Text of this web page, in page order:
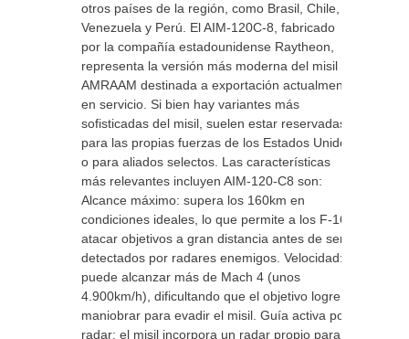
otros países de la región, como Brasil, Chile,
Venezuela y Perú. El AIM-120C-8, fabricado
por la compañía estadounidense Raytheon,
representa la versión más moderna del misil
AMRAAM destinada a exportación actualmente
en servicio. Si bien hay variantes más
sofisticadas del misil, suelen estar reservadas
para las propias fuerzas de los Estados Unidos
o para aliados selectos. Las características
más relevantes incluyen AIM-120-C8 son:
Alcance máximo: supera los 160km en
condiciones ideales, lo que permite a los F-16
atacar objetivos a gran distancia antes de ser
detectados por radares enemigos. Velocidad:
puede alcanzar más de Mach 4 (unos
4.900km/h), dificultando que el objetivo logre
maniobrar para evadir el misil. Guía activa por
radar: el misil incorpora un radar propio para el